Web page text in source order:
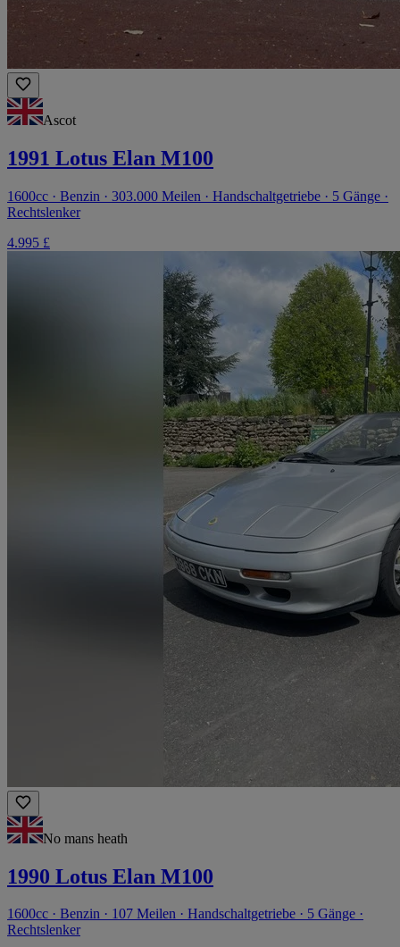
Ascot
1991 Lotus Elan M100
1600cc · Benzin · 303.000 Meilen · Handschaltgetriebe · 5 Gänge ·
Rechtslenker
4.995 £
No mans heath
1990 Lotus Elan M100
1600cc · Benzin · 107 Meilen · Handschaltgetriebe · 5 Gänge ·
Rechtslenker